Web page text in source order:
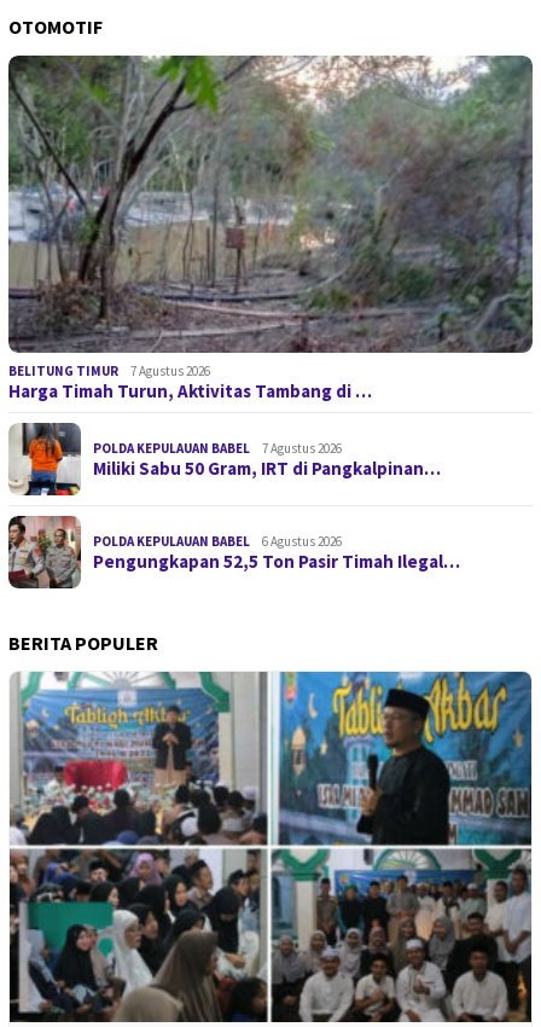
OTOMOTIF
BELITUNG TIMUR 7 Agustus 2026
Harga Timah Turun, Aktivitas Tambang di …
POLDA KEPULAUAN BABEL 7 Agustus 2026
Miliki Sabu 50 Gram, IRT di Pangkalpinan…
POLDA KEPULAUAN BABEL 6 Agustus 2026
Pengungkapan 52,5 Ton Pasir Timah Ilegal…
BERITA POPULER